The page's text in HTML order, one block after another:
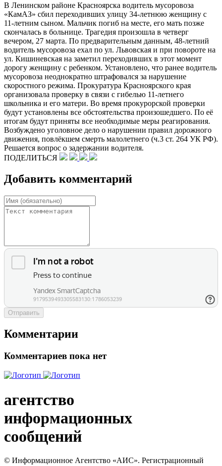
В Ленинском районе Красноярска водитель мусоровоза
«КамАЗ» сбил переходивших улицу 34-летнюю женщину с
11-летним сыном. Мальчик погиб на месте, его мать позже
скончалась в больнице. Трагедия произошла в четверг
вечером, 27 марта. По предварительным данным, 48-летний
водитель мусоровоза ехал по ул. Львовская и при повороте на
ул. Кишиневская на заметил переходивших в этот момент
дорогу женщину с ребенком. Установлено, что ранее водитель
мусоровоза неоднократно штрафовался за нарушение
скоростного режима. Прокуратура Красноярского края
организовала проверку в связи с гибелью 11-летнего
школьника и его матери. Во время прокурорской проверки
будут установлены все обстоятельства произошедшего. По её
итогам будут приняты все необходимые меры реагирования.
Возбуждено уголовное дело о нарушении правил дорожного
движения, повлёкшем смерть малолетнего (ч.3 ст. 264 УК РФ).
Решается вопрос о задержании водителя.
ПОДЕЛИТЬСЯ
Добавить комментарий
Отправить
Комментарии
Комментариев пока нет
агентство
информационных
сообщений
© Информационное Агентство «АИС». Регистрационный